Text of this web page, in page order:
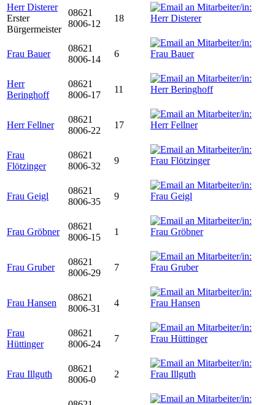
Herr Disterer
Erster
Bürgermeister
08621
8006-12
18
Frau Bauer
08621
8006-14
6
Herr
Beringhoff
08621
8006-17
11
Herr Fellner
08621
8006-22
17
Frau
Flötzinger
08621
8006-32
9
Frau Geigl
08621
8006-35
9
Frau Gröbner
08621
8006-15
1
Frau Gruber
08621
8006-29
7
Frau Hansen
08621
8006-31
4
Frau
Hüttinger
08621
8006-24
7
Frau Illguth
08621
8006-0
2